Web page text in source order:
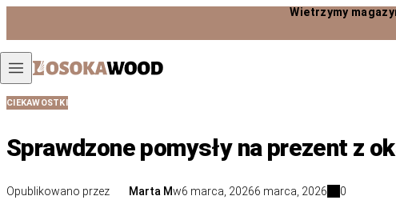
Wietrzymy magazyny! Aż 40%
CIEKAWOSTKI
Sprawdzone pomysły na prezent z
Opublikowano przez Marta Mw6 marca, 20266 marca, 2026 0